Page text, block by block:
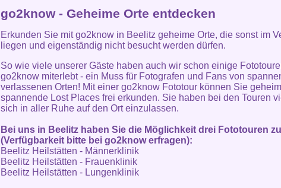
go2know - Geheime Orte entdecken
Erkunden Sie mit go2know in Beelitz geheime Orte, die sonst im
liegen und eigenständig nicht besucht werden dürfen.
So wie viele unserer Gäste haben auch wir schon einige
go2know miterlebt - ein Muss für Fotografen und Fans von
verlassenen Orten! Mit einer go2know Fototour können Sie
spannende Lost Places frei erkunden. Sie haben bei den Touren
sich in aller Ruhe auf den Ort einzulassen.
Bei uns in Beelitz haben Sie die Möglichkeit drei Fototouren
(Verfügbarkeit bitte bei go2know erfragen):
Beelitz Heilstätten - Männerklinik
Beelitz Heilstätten - Frauenklinik
Beelitz Heilstätten - Lungenklinik